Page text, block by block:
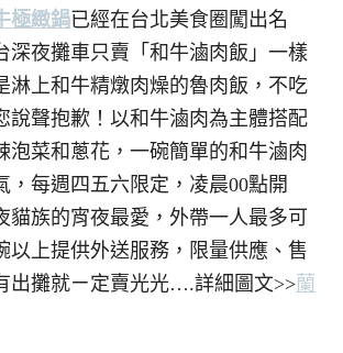
極緻鍋已經在台北美食圈闖出名
深夜攤車只賣「和牛滷肉飯」一樣
淋上和牛精燉肉燥的魯肉飯，不吃
說聲抱歉！以和牛滷肉為主體搭配
泡菜和蔥花，一碗簡單的和牛滷肉
，每週四五六限定，凌晨00點開
貓族的宵夜最愛，外帶一人最多可
以上提供外送服務，限量供應、售
出攤就ㄧ定賣光光….詳細圖文>>蘭